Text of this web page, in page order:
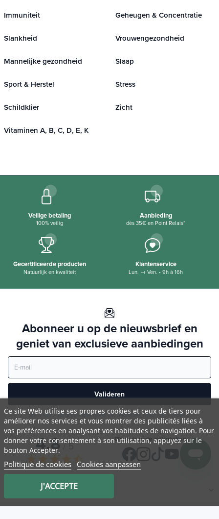
Immuniteit Geheugen & Concentratie
Slankheid Vrouwengezondheid
Mannelijke gezondheid Slaap
Sport & Herstel Stress
Schildklier Zicht
Vitaminen A, B, C, D, E, K
Veilige betaling
100% veilig
Aanbieding
dès 35€ en Point Relais*
Gecertificeerde producten
Natuurlijk en kwaliteit
Klantenservice
Lun. → Ven. • 9h à 16h
Abonneer u op de nieuwsbrief en
geniet van exclusieve aanbiedingen
Valideren
Uw privacy wordt gerespecteerd. Uw informatie wordt nooit gedeeld.
4,8/ 5
star star star star_half
Onze sociale netwerken
Medicatrix
Ce site Web utilise ses propres cookies et ceux de tiers pour
améliorer nos services et vous montrer des publicités liées à
vos préférences en analysant vos habitudes de navigation. Pour
donner votre consentement à son utilisation, appuyez sur le
bouton Accepter.
Politique de cookies Cookies aanpassen
J'ACCEPTE